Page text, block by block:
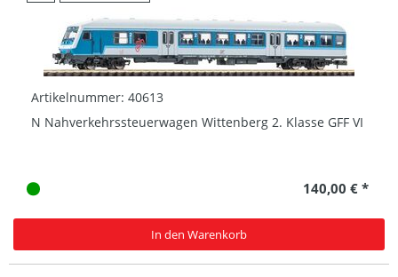
Artikelnummer: 40613
N Nahverkehrssteuerwagen Wittenberg 2. Klasse GFF VI
140,00 € *
In den Warenkorb